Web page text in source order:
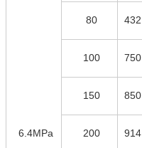
6.4MPa
80 432
100 750
150 850
200 914